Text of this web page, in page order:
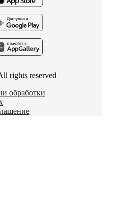
rights reserved
обработки